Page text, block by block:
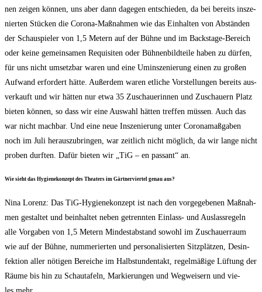
nen zei­gen kön­nen, uns aber dann dage­gen ent­schie­den, da bei bereits insze­
nier­ten Stü­cken die Coro­na-Maß­nah­men wie das Ein­hal­ten von Abstän­den
der Schau­spie­ler von 1,5 Metern auf der Büh­ne und im Back­stage-Bereich
oder kei­ne gemein­sa­men Requi­si­ten oder Büh­nen­bild­tei­le haben zu dür­fen,
für uns nicht umsetz­bar waren und eine Umin­sze­nie­rung einen zu gro­ßen
Auf­wand erfor­dert hät­te. Außer­dem waren etli­che Vor­stel­lun­gen bereits aus­
ver­kauft und wir hät­ten nur etwa 35 Zuschaue­rin­nen und Zuschau­ern Platz
bie­ten kön­nen, so dass wir eine Aus­wahl hät­ten tref­fen müs­sen. Auch das
war nicht mach­bar. Und eine neue Insze­nie­rung unter Coro­na­maß­ga­ben
noch im Juli her­aus­zu­brin­gen, war zeit­lich nicht mög­lich, da wir lan­ge nicht
pro­ben durf­ten. Dafür bie­ten wir „TiG – en pas­sant“ an.
Wie sieht das Hygie­ne­kon­zept des Thea­ters im Gärt­ner­vier­tel genau aus?
Nina Lorenz: Das TiG-Hygie­ne­kon­zept ist nach den vor­ge­ge­be­nen Maß­nah­
men gestal­tet und beinhal­tet neben getrenn­ten Ein­lass- und Aus­lass­re­geln
alle Vor­ga­ben von 1,5 Metern Min­dest­ab­stand sowohl im Zuschau­er­raum
wie auf der Büh­ne, num­me­rier­ten und per­so­na­li­sier­ten Sitz­plät­zen, Des­in­
fek­ti­on aller nöti­gen Berei­che im Halb­stun­den­takt, regel­mä­ßi­ge Lüf­tung der
Räu­me bis hin zu Schau­ta­feln, Mar­kie­run­gen und Weg­wei­sern und vie­